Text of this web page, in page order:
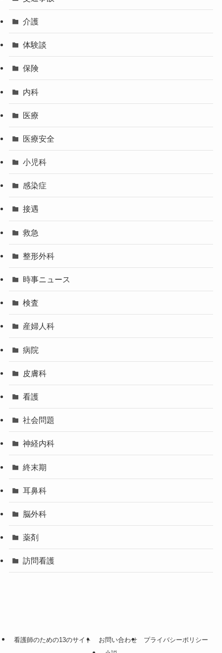
介護
体験談
保険
内科
医療
医療安全
小児科
感染症
接遇
救急
整形外科
時事ニュース
検査
産婦人科
病院
皮膚科
看護
社会問題
神経内科
終末期
耳鼻科
脳外科
薬剤
訪問看護
看護師のための13のサイト お問い合わせ
プライバシーポリシー